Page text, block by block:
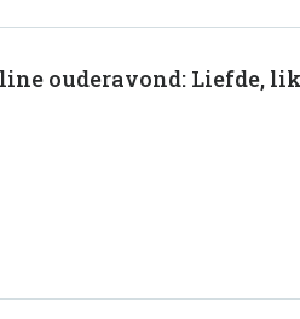
ouderavond: Liefde,